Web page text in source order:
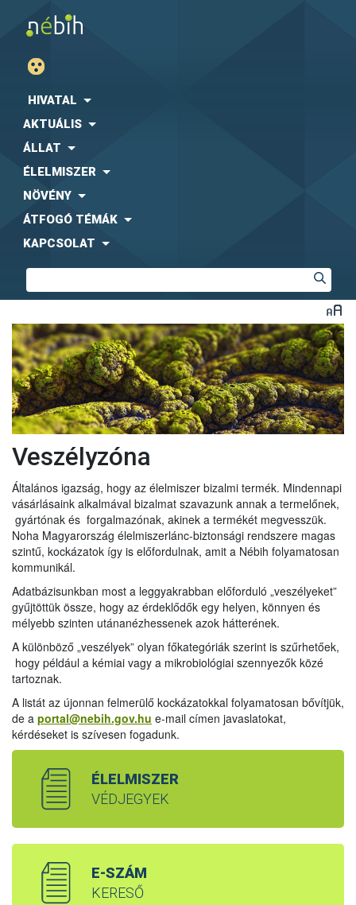
HIVATAL
AKTUÁLIS
ÁLLAT
ÉLELMISZER
NÖVÉNY
ÁTFOGÓ TÉMÁK
KAPCSOLAT
Veszélyzóna
Általános igazság, hogy az élelmiszer bizalmi termék. Mindennapi
vásárlásaink alkalmával bizalmat szavazunk annak a termelőnek,
gyártónak és forgalmazónak, akinek a termékét megvesszük.
Noha Magyarország élelmiszerlánc-biztonsági rendszere magas
szintű, kockázatok így is előfordulnak, amit a Nébih folyamatosan
kommunikál.
Adatbázisunkban most a leggyakrabban előforduló „veszélyeket”
gyűjtöttük össze, hogy az érdeklődők egy helyen, könnyen és
mélyebb szinten utánanézhessenek azok hátterének.
A különböző „veszélyek” olyan főkategóriák szerint is szűrhetőek,
hogy például a kémiai vagy a mikrobiológiai szennyezők közé
tartoznak.
A listát az újonnan felmerülő kockázatokkal folyamatosan bővítjük,
de a portal@nebih.gov.hu e-mail címen javaslatokat,
kérdéseket is szívesen fogadunk.
ÉLELMISZER
VÉDJEGYEK
E-SZÁM
KERESŐ